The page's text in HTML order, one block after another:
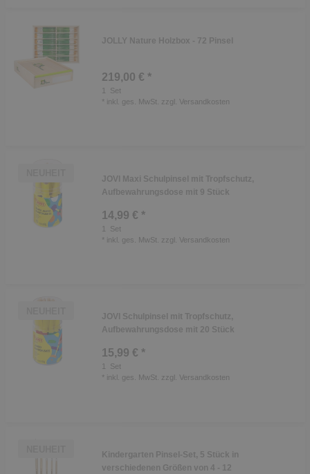
JOLLY Nature Holzbox - 72 Pinsel
219,00 € *
1
Set
* inkl. ges. MwSt. zzgl. Versandkosten
JOVI Maxi Schulpinsel mit Tropfschutz,
Aufbewahrungsdose mit 9 Stück
14,99 € *
1
Set
* inkl. ges. MwSt. zzgl. Versandkosten
JOVI Schulpinsel mit Tropfschutz,
Aufbewahrungsdose mit 20 Stück
15,99 € *
Set
* inkl. ges. MwSt. zzgl. Versandkosten
Kindergarten Pinsel-Set, 5 Stück in
verschiedenen Größen von 4 - 12